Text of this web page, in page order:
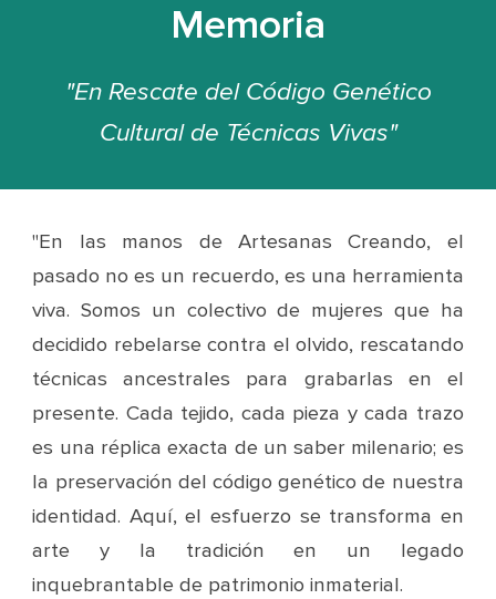
Memoria
"En Rescate del Código Genético
Cultural de Técnicas Vivas"
"En las manos de Artesanas Creando, el
pasado no es un recuerdo, es una herramienta
viva. Somos un colectivo de mujeres que ha
decidido rebelarse contra el olvido, rescatando
técnicas ancestrales para grabarlas en el
presente. Cada tejido, cada pieza y cada trazo
es una réplica exacta de un saber milenario; es
la preservación del código genético de nuestra
identidad. Aquí, el esfuerzo se transforma en
arte y la tradición en un legado
inquebrantable de patrimonio inmaterial.